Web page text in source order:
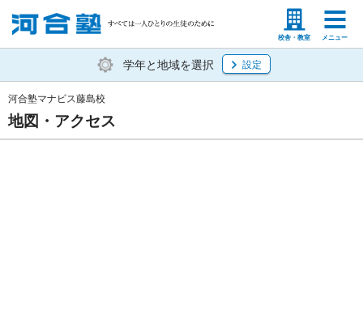
校舎・教室 メニュー
塾生の方 高等学校の先生
学年と地域を選択 設定
地図・アクセス
河合塾マナビス藤島校